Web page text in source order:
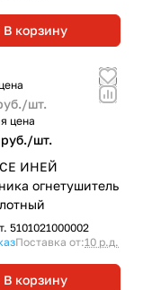
В корзину
шт.
цена
руб./шт.
ИНЕЙ
огнетушитель
5101021000002
Поставка от:10 р.д.
В корзину